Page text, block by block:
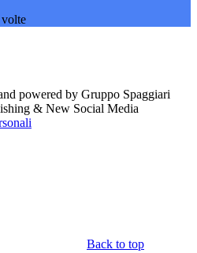
volte
powered by Gruppo Spaggiari
& New Social Media
Back to top